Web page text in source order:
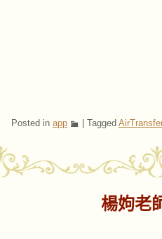
Posted in app Tagged AirTransfer
楊姁老